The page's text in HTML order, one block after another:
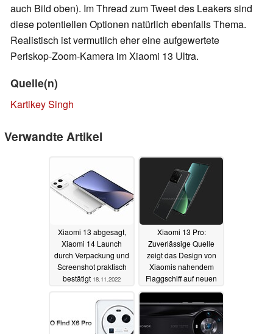
auch Bild oben). Im Thread zum Tweet des Leakers sind
diese potentiellen Optionen natürlich ebenfalls Thema.
Realistisch ist vermutlich eher eine aufgewertete
Periskop-Zoom-Kamera im Xiaomi 13 Ultra.
Quelle(n)
Kartikey Singh
Verwandte Artikel
Xiaomi 13 abgesagt,
Xiaomi 14 Launch
durch Verpackung und
Screenshot praktisch
bestätigt 18.11.2022
Xiaomi 13 Pro:
Zuverlässige Quelle
zeigt das Design von
Xiaomis nahendem
Flaggschiff auf neuen
Renderbildern
07.11.2022